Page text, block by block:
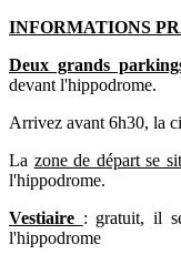
INFORMATIONS
Deux grands
devant l'hippodrome.
Arrivez avant 6h30, la
La zone de départ se
l'hippodrome.
Vestiaire : gratuit, il
l'hippodrome